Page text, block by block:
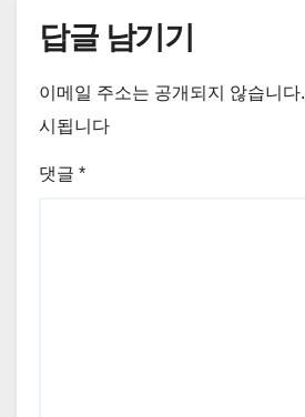
답글 남기기
이메일 주소는 공개되지 않습니다.
시됩니다
댓글 *